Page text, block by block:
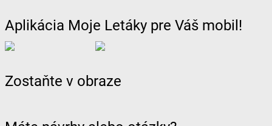
Aplikácia Moje Letáky pre Váš mobil!
Zostaňte v obraze